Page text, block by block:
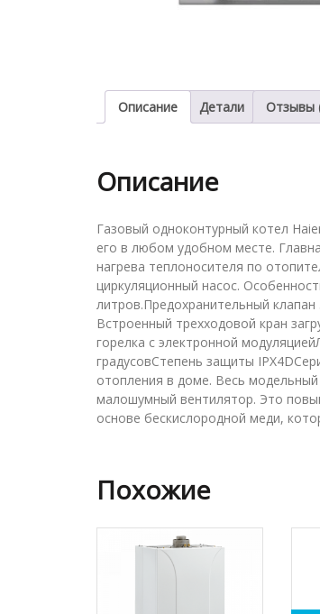
Описание Детали Отзывы
Описание
Газовый одноконтурный котел
его в любом удобном месте.
нагрева теплоносителя по
циркуляционный насос.
литров.Предохранительный
Встроенный трехходовой кран
горелка с электронной
градусовСтепень защиты
отопления в доме. Весь
малошумный вентилятор. Это
основе бескислородной меди,
Похожие